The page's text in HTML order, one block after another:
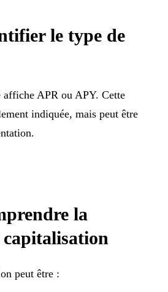
le type de
APR ou APY. Cette
indiquée, mais peut être
la
capitalisation
peut être :